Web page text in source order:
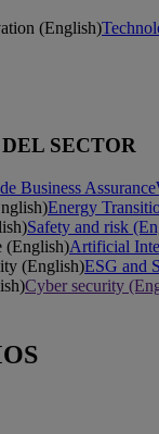
SECTOR
Business Assurance
Energy
Safety and risk
Artificial
ESG and
Cyber security